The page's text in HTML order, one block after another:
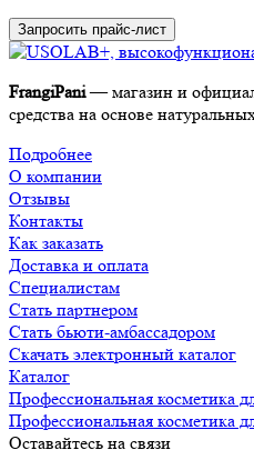
Запросить прайс-лист
FrangiPani— магазин и
средства на основе
Подробнее
О компании
Отзывы
Контакты
Как заказать
Доставка и оплата
Специалистам
Стать партнером
Стать бьюти-амбассадором
Скачать электронный каталог
Каталог
Профессиональная косметика
Профессиональная косметика
Оставайтесь на связи